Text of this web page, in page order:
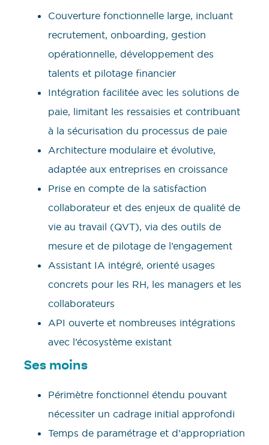
Couverture fonctionnelle large, incluant
recrutement, onboarding, gestion
opérationnelle, développement des
talents et pilotage financier
Intégration facilitée avec les solutions de
paie, limitant les ressaisies et contribuant
à la sécurisation du processus de paie
Architecture modulaire et évolutive,
adaptée aux entreprises en croissance
Prise en compte de la satisfaction
collaborateur et des enjeux de qualité de
vie au travail (QVT), via des outils de
mesure et de pilotage de l’engagement
Assistant IA intégré, orienté usages
concrets pour les RH, les managers et les
collaborateurs
API ouverte et nombreuses intégrations
avec l’écosystème existant
Ses moins
Périmètre fonctionnel étendu pouvant
nécessiter un cadrage initial approfondi
Temps de paramétrage et d’appropriation